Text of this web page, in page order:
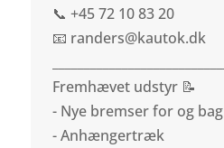
📞 +45 72 10 83 20
📧 randers@kautok.dk
Fremhævet udstyr 📝
- Nye bremser for og
- Anhængertræk